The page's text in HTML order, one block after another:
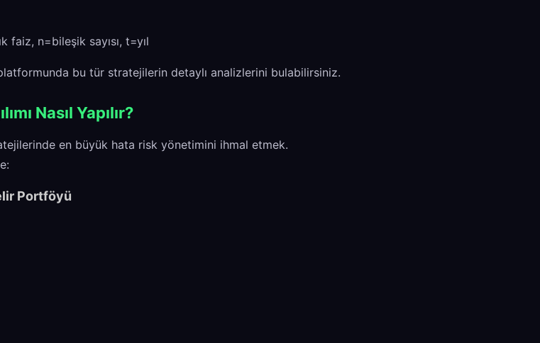
faiz, n=bileşik sayısı, t=yıl
bu tür stratejilerin detaylı analizlerini bulabilirsiniz.
Nasıl Yapılır?
en büyük hata risk yönetimini ihmal etmek.
Portföyü